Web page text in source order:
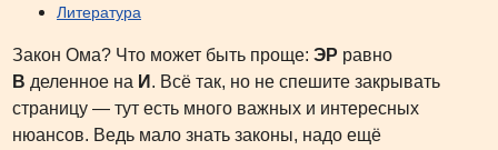
Литература
Закон Ома? Что может быть проще: ЭР равно
В деленное на И . Всё так, но не спешите закрывать
страницу — тут есть много важных и интересных
нюансов. Ведь мало знать законы, надо ещё